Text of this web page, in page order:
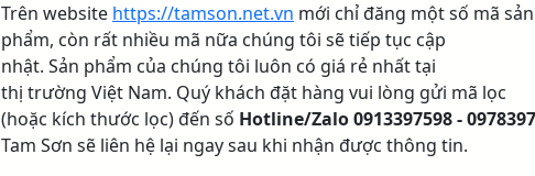
Trên website https://tamson.net.vn mới chỉ đăng một số mã sản
phẩm, còn rất nhiều mã nữa chúng tôi sẽ tiếp tục cập
nhật. Sản phẩm của chúng tôi luôn có giá rẻ nhất tại
thị trường Việt Nam. Quý khách đặt hàng vui lòng gửi mã lọc
(hoặc kích thước lọc) đến số Hotline/Zalo0913397598 -
Tam Sơn sẽ liên hệ lại ngay sau khi nhận được thông tin.